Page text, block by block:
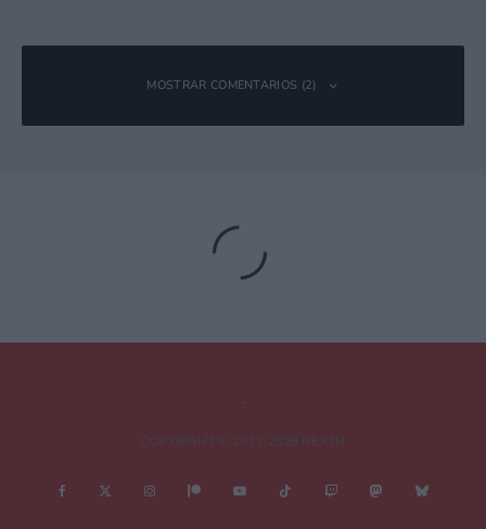
MOSTRAR COMENTARIOS (2)
Gran artículo. La música es la guinda del pastel en un
videojuego. Eso que hace que lo recuerdes de forma especial.
Nintendo y sus juegos sin el genio de Kondo. Es historia viva